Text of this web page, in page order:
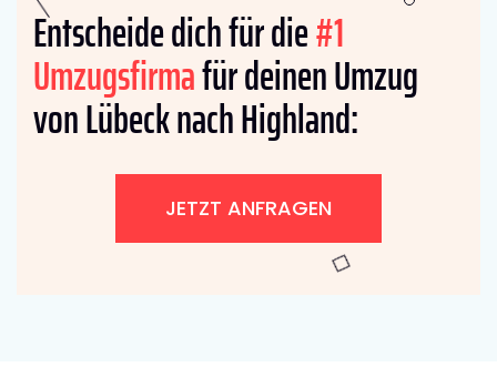
Entscheide dich für die#1
Umzugsfirmafür deinen Umzug
von Lübeck nach Highland:
JETZT ANFRAGEN